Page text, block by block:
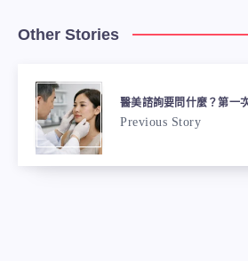
Other Stories
醫美諮詢要問什麼？第一
Previous Story